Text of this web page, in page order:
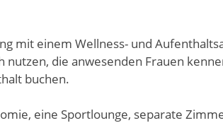
mit einem Wellness- und
die anwesenden Frauen
buchen.
eine Sportlounge, separate